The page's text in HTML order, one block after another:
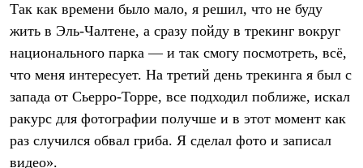
Брюки
Жилеты
Утепленная синтетикой
Куртки
Брюки
Куртки
Софтшелл одежда
Брюки
Лёгкая одежда
Так как времени было мало, я решил, что не буду
жить в Эль-Чалтене, а сразу пойду в трекинг вокруг
национального парка — и так смогу посмотреть, всё,
что меня интересует. На третий день трекинга я был с
запада от Сьерро-Торре, все подходил поближе, искал
ракурс для фотографии получше и в этот момент как
раз случился обвал гриба. Я сделал фото и записал
видео».